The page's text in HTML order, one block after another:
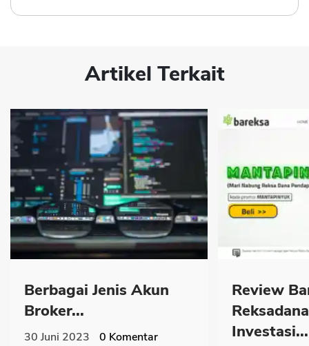
Artikel Terkait
Berbagai Jenis Akun
Broker...
30 Juni 2023 0 Komentar
Review
Investasi...